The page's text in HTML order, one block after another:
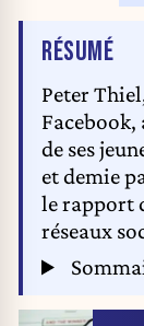
RÉSUMÉDE
Peter
Facebook,
de ses
et demie
le rapport
réseaux